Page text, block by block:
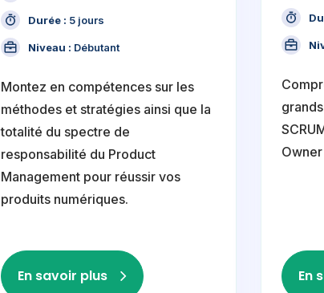
Durée : 5 jours
Niveau : Débutant
Montez en compétences sur les
méthodes et stratégies ainsi que la
totalité du spectre de
responsabilité du Product
Management pour réussir vos
produits numériques.
En savoir plus En